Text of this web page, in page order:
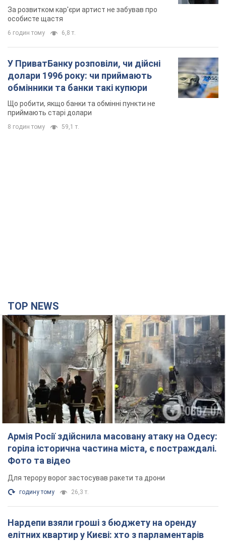
мають
За розвитком кар'єри артист не забував про
особисте щастя
6 годин тому 6,8 т.
У ПриватБанку розповіли, чи дійсні
долари 1996 року: чи приймають
обмінники та банки такі купюри
Що робити, якщо банки та обмінні пункти не
приймають старі долари
8 годин тому 59,1 т.
TOP NEWS
Армія Росії здійснила масовану атаку на Одесу:
горіла історична частина міста, є постраждалі.
Фото та відео
Для терору ворог застосував ракети та дрони
годину тому 26,3 т.
Нардепи взяли гроші з бюджету на оренду
елітних квартир у Києві: хто з парламентарів